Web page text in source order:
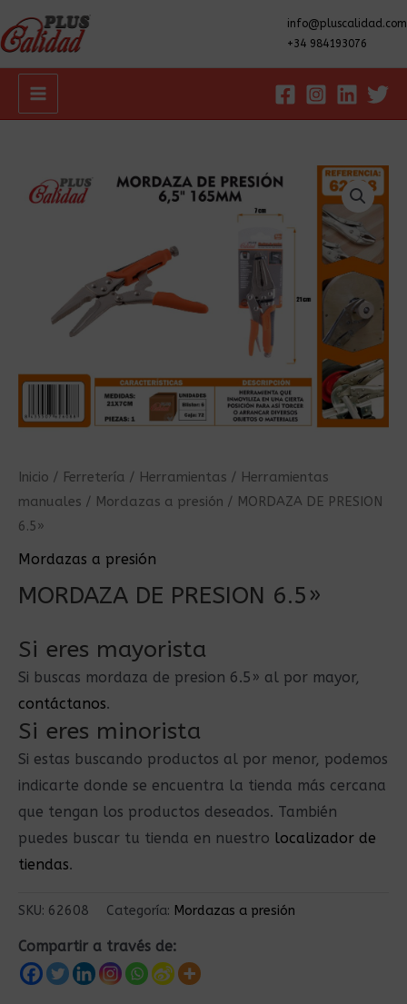
info@pluscalidad.com
+34 984193076
Main
Inicio / Ferretería / Herramientas / Herramientas
manuales / Mordazas a presión / MORDAZA DE PRESION
6.5»
Mordazas a presión
MORDAZA DE PRESION 6.5»
Si eres mayorista
Si buscas mordaza de presion 6.5» al por mayor,
contáctanos.
Si eres minorista
Si estas buscando productos al por menor, podemos
indicarte donde se encuentra la tienda más cercana
que tengan los productos deseados. También
puedes buscar tu tienda en nuestro localizador de
tiendas.
SKU: 62608 Categoría: Mordazas a presión
Compartir a través de: